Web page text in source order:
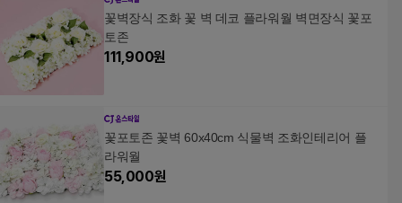
꽃벽장식 조화 꽃 벽 데코 플라워월 벽면장식 꽃포
토존
111,900원
꽃포토존 꽃벽 60x40cm 식물벽 조화인테리어 플
라워월
55,000원